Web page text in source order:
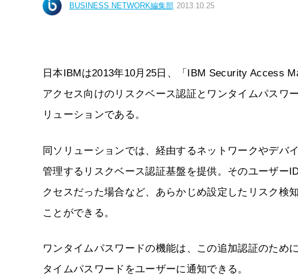
BUSINESS NETWORK編集部 2013.10.25
日本IBMは2013年10月25日、「IBM Security Access
アクセス向けのリスクベース認証とワンタイムパスワ
リューションである。
同ソリューションでは、経由するネットワークやデバ
管理するリスクベース認証基盤を提供。そのユーザー
クセスだった場合など、あらかじめ設定したリスク検
ことができる。
ワンタイムパスワードの機能は、この追加認証のため
タイムパスワードをユーザーに通知できる。